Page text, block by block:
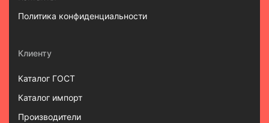
Политика конфиденциальности
Клиенту
Каталог ГОСТ
Каталог импорт
Производители